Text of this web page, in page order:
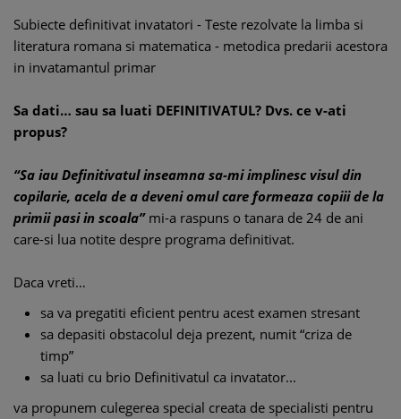
Subiecte definitivat invatatori - Teste rezolvate la limba si
literatura romana si matematica - metodica predarii acestora
in invatamantul primar
Sa dati… sau sa luati DEFINITIVATUL? Dvs. ce v-ati
propus?
“Sa iau Definitivatul inseamna sa-mi implinesc visul din
copilarie, acela de a deveni omul care formeaza copiii de la
primii pasi in scoala”mi-a raspuns o tanara de 24 de ani
care-si lua notite despre programa definitivat.
Daca vreti…
sa va pregatiti eficient pentru acest examen stresant
sa depasiti obstacolul deja prezent, numit “criza de
timp”
sa luati cu brio Definitivatul ca invatator...
va propunem culegerea special creata de specialisti pentru